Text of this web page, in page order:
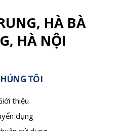
HÀ BÀ
HÀ NỘI
TÔI
thiệu
dụng